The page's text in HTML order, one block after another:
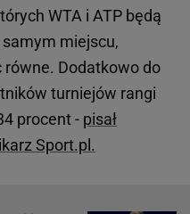
WTA i ATP będą
miejscu,
równe. Dodatkowo do
turniejów rangi
procent - pisał
Sport.pl.